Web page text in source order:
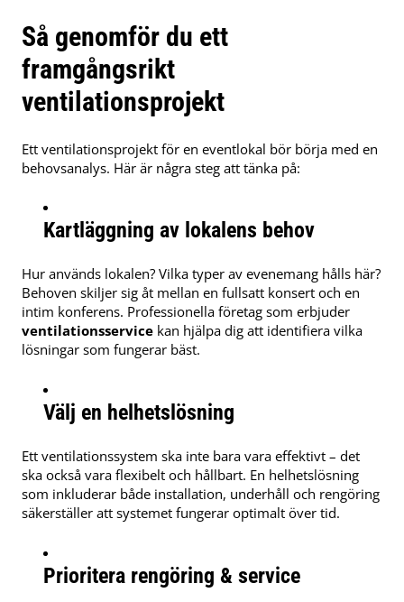
Så genomför du ett
framgångsrikt
ventilationsprojekt
Ett ventilationsprojekt för en eventlokal bör börja med en
behovsanalys. Här är några steg att tänka på:
Kartläggning av lokalens behov
Hur används lokalen? Vilka typer av evenemang hålls här?
Behoven skiljer sig åt mellan en fullsatt konsert och en
intim konferens. Professionella företag som erbjuder
ventilationsservice kan hjälpa dig att identifiera vilka
lösningar som fungerar bäst.
Välj en helhetslösning
Ett ventilationssystem ska inte bara vara effektivt – det
ska också vara flexibelt och hållbart. En helhetslösning
som inkluderar både installation, underhåll och rengöring
säkerställer att systemet fungerar optimalt över tid.
Prioritera rengöring & service